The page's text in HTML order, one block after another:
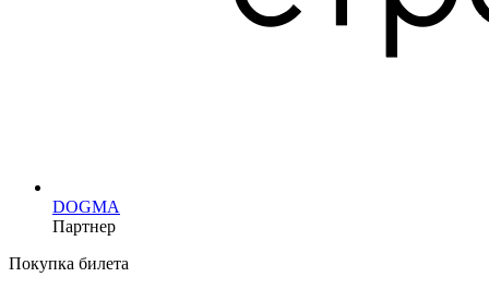
DOGMA
Партнер
Покупка билета